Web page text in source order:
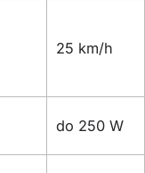
25 km/h
do 250 W